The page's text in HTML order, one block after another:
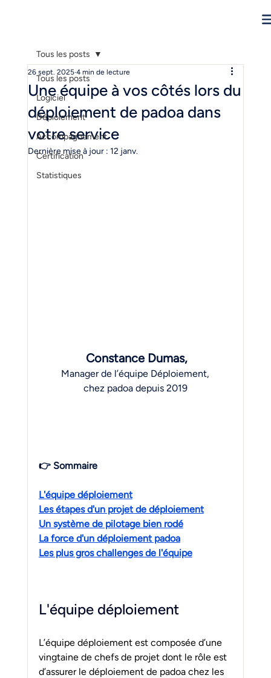
Tous les posts
Logiciel
Déploiement
Accompagnement
Certification
Statistiques
Tous les posts
Une équipe à vos côtés lors du
déploiement de padoa dans
votre service
26 sept. 2025 4 min de lecture
Dernière mise à jour : 12 janv.
Constance Dumas,
Manager de l’équipe Déploiement,
chez padoa depuis 2019
👉 Sommaire
L'équipe déploiement
Les étapes d'un projet de déploiement
Un système de pilotage bien rodé
La force d'un déploiement padoa
Les plus gros challenges de l'équipe
L'équipe déploiement
L’équipe déploiement est composée d’une
vingtaine de chefs de projet dont le rôle est
d’assurer le déploiement de padoa chez les